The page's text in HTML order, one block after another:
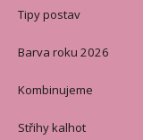
Tipy postav
Barva roku 2026
Kombinujeme
Střihy kalhot